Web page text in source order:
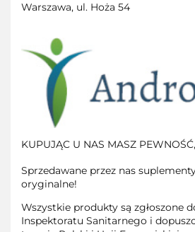
Warszawa, ul. Hoża 54
KUPUJĄC U NAS MASZ
Sprzedawane przez nas
oryginalne!
Wszystkie produkty są zgłoszone
Inspektoratu Sanitarnego i